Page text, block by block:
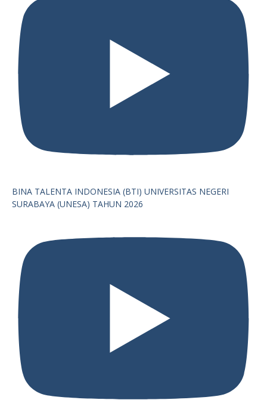
BINA TALENTA INDONESIA (BTI) UNIVERSITAS NEGERI
SURABAYA (UNESA) TAHUN 2026